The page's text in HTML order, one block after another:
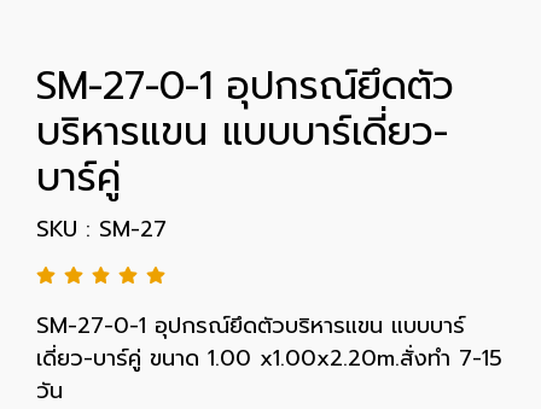
SM-27-0-1 อุปกรณ์ยึดตัว
บริหารแขน แบบบาร์เดี่ยว-
บาร์คู่
SKU : SM-27
SM-27-0-1 อุปกรณ์ยึดตัวบริหารแขน แบบบาร์
เดี่ยว-บาร์คู่ ขนาด 1.00 x1.00x2.20m.สั่งทำ 7-15
วัน